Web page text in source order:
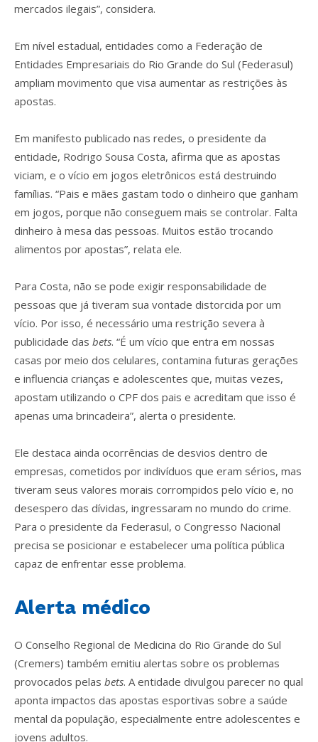
mercados ilegais”, considera.
Em nível estadual, entidades como a Federação de
Entidades Empresariais do Rio Grande do Sul (Federasul)
ampliam movimento que visa aumentar as restrições às
apostas.
Em manifesto publicado nas redes, o presidente da
entidade, Rodrigo Sousa Costa, afirma que as apostas
viciam, e o vício em jogos eletrônicos está destruindo
famílias. “Pais e mães gastam todo o dinheiro que ganham
em jogos, porque não conseguem mais se controlar. Falta
dinheiro à mesa das pessoas. Muitos estão trocando
alimentos por apostas”, relata ele.
Para Costa, não se pode exigir responsabilidade de
pessoas que já tiveram sua vontade distorcida por um
vício. Por isso, é necessário uma restrição severa à
publicidade das bets. “É um vício que entra em nossas
casas por meio dos celulares, contamina futuras gerações
e influencia crianças e adolescentes que, muitas vezes,
apostam utilizando o CPF dos pais e acreditam que isso é
apenas uma brincadeira”, alerta o presidente.
Ele destaca ainda ocorrências de desvios dentro de
empresas, cometidos por indivíduos que eram sérios, mas
tiveram seus valores morais corrompidos pelo vício e, no
desespero das dívidas, ingressaram no mundo do crime.
Para o presidente da Federasul, o Congresso Nacional
precisa se posicionar e estabelecer uma política pública
capaz de enfrentar esse problema.
Alerta médico
O Conselho Regional de Medicina do Rio Grande do Sul
(Cremers) também emitiu alertas sobre os problemas
provocados pelas bets. A entidade divulgou parecer no qual
aponta impactos das apostas esportivas sobre a saúde
mental da população, especialmente entre adolescentes e
jovens adultos.